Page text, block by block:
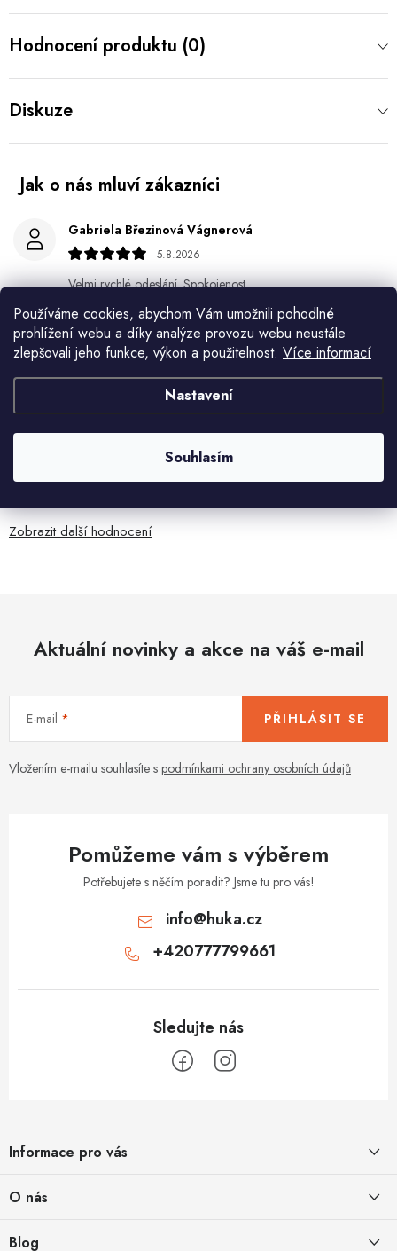
Používáme cookies, abychom Vám umožnili pohodlné
prohlížení webu a díky analýze provozu webu neustále
zlepšovali jeho funkce, výkon a použitelnost. Více informací
Nastavení
Souhlasím
Hodnocení produktu (0)
Diskuze
Gabriela Březinová Vágnerová
5.8.2026
Velmi rychlé odeslání. Spokojenost
HELENA MINAŘÍKOVÁ
5.8.2026
Je sice větší ale vypadá dobře
Zobrazit další hodnocení
Aktuální novinky a akce na váš e-mail
E-mail
Vložením e-mailu souhlasíte s podmínkami ochrany osobních údajů
PŘIHLÁSIT SE
Pomůžeme vám s výběrem
Potřebujete s něčím poradit? Jsme tu pro vás!
info@huka.cz
+420777799661
pInformace pro vás
O nás
Blog